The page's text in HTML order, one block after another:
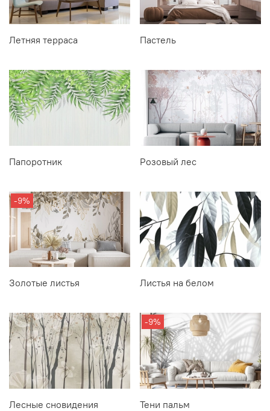
Летняя терраса Пастель
Папоротник Розовый лес
-9%
Золотые листья Листья на белом
Лесные сновидения
-9%
Тени пальм